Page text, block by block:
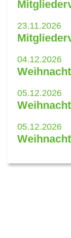
23.11.2026
04.12.2026
05.12.2026
05.12.2026